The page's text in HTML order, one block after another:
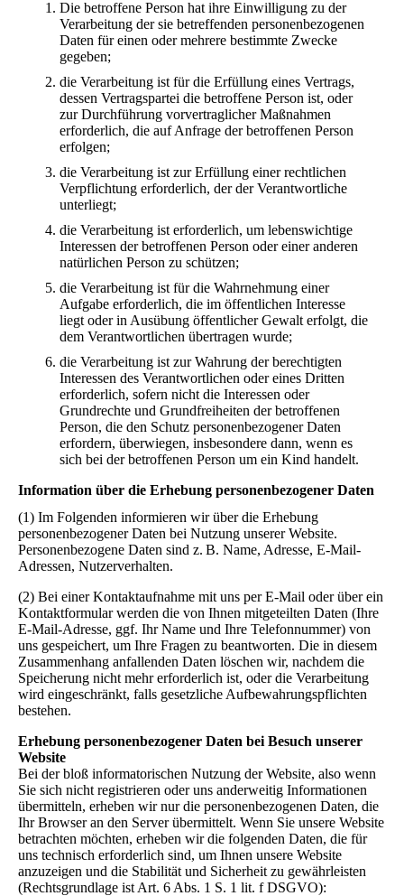
Die betroffene Person hat ihre Einwilligung zu der
Verarbeitung der sie betreffenden personenbezogenen
Daten für einen oder mehrere bestimmte Zwecke
gegeben;
die Verarbeitung ist für die Erfüllung eines Vertrags,
dessen Vertragspartei die betroffene Person ist, oder
zur Durchführung vorvertraglicher Maßnahmen
erforderlich, die auf Anfrage der betroffenen Person
erfolgen;
die Verarbeitung ist zur Erfüllung einer rechtlichen
Verpflichtung erforderlich, der der Verantwortliche
unterliegt;
die Verarbeitung ist erforderlich, um lebenswichtige
Interessen der betroffenen Person oder einer anderen
natürlichen Person zu schützen;
die Verarbeitung ist für die Wahrnehmung einer
Aufgabe erforderlich, die im öffentlichen Interesse
liegt oder in Ausübung öffentlicher Gewalt erfolgt, die
dem Verantwortlichen übertragen wurde;
die Verarbeitung ist zur Wahrung der berechtigten
Interessen des Verantwortlichen oder eines Dritten
erforderlich, sofern nicht die Interessen oder
Grundrechte und Grundfreiheiten der betroffenen
Person, die den Schutz personenbezogener Daten
erfordern, überwiegen, insbesondere dann, wenn es
sich bei der betroffenen Person um ein Kind handelt.
Information über die Erhebung personenbezogener Daten
(1) Im Folgenden informieren wir über die Erhebung
personenbezogener Daten bei Nutzung unserer Website.
Personenbezogene Daten sind z. B. Name, Adresse, E-Mail-
Adressen, Nutzerverhalten.
(2) Bei einer Kontaktaufnahme mit uns per E-Mail oder über ein
Kontaktformular werden die von Ihnen mitgeteilten Daten (Ihre
E-Mail-Adresse, ggf. Ihr Name und Ihre Telefonnummer) von
uns gespeichert, um Ihre Fragen zu beantworten. Die in diesem
Zusammenhang anfallenden Daten löschen wir, nachdem die
Speicherung nicht mehr erforderlich ist, oder die Verarbeitung
wird eingeschränkt, falls gesetzliche Aufbewahrungspflichten
bestehen.
Erhebung personenbezogener Daten bei Besuch unserer
Website
Bei der bloß informatorischen Nutzung der Website, also wenn
Sie sich nicht registrieren oder uns anderweitig Informationen
übermitteln, erheben wir nur die personenbezogenen Daten, die
Ihr Browser an den Server übermittelt. Wenn Sie unsere Website
betrachten möchten, erheben wir die folgenden Daten, die für
uns technisch erforderlich sind, um Ihnen unsere Website
anzuzeigen und die Stabilität und Sicherheit zu gewährleisten
(Rechtsgrundlage ist Art. 6 Abs. 1 S. 1 lit. f DSGVO):